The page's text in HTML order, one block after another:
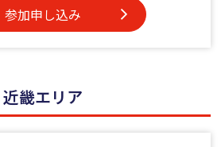
参加申し込み
近畿エリア